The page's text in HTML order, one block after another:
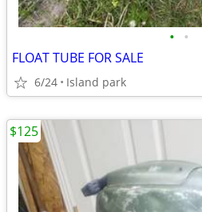
• •
FLOAT TUBE FOR SALE
6/24 Island park
$125